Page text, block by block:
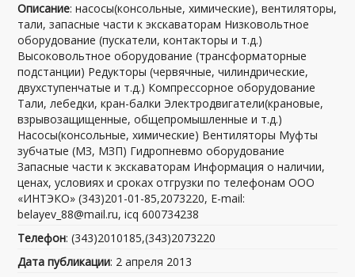
Описание: насосы(консольные, химические), вентиляторы,
тали, запасные части к экскаваторам Низковольтное
оборудование (пускатели, контакторы и т.д.)
Высоковольтное оборудование (трансформаторные
подстанции) Редукторы (червячные, чилиндрические,
двухступенчатые и т.д.) Компрессорное оборудование
Тали, лебедки, кран-балки Электродвигатели(крановые,
взрывозащищенные, общепромышленные и т.д.)
Насосы(консольные, химические) Вентиляторы Муфты
зубчатые (МЗ, МЗП) Гидропневмо оборудование
Запасные части к экскаваторам Информация о наличии,
ценах, условиях и сроках отгрузки по телефонам ООО
«ИНТЭКО» (343)201-01-85,2073220, E-mail:
belayev_88@mail.ru, icq 600734238
Телефон: (343)2010185,(343)2073220
Дата публикации: 2 апреля 2013